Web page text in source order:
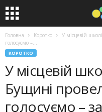
Головна Коротко
У місцевій
голосуємо –...
КОРОТКО
У місцевій
Бущині
голосуємо –